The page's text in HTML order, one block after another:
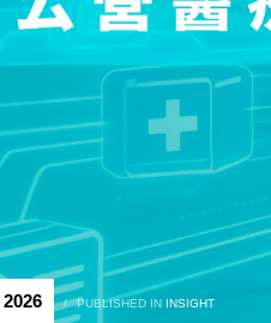
/ PUBLISHED IN INSIGHT